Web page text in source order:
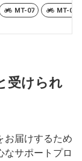
XSR700 YZF-R7
MT-07 MT-07
受けられ
お届けするため
なサポートプロ